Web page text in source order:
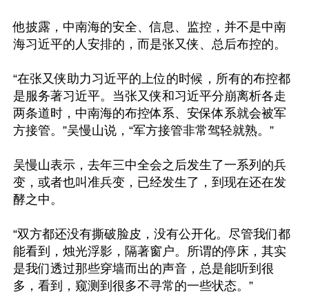
他披露，中南海的安全、信息、监控，并不是中南
海习近平的人安排的，而是张又侠、总后布控的。
“在张又侠助力习近平的上位的时候，所有的布控都
是服务著习近平。当张又侠和习近平分崩离析各走
两条道时，中南海的布控体系、安保体系就会被军
方接管。”吴慢山说，“军方接管非常驾轻就熟。”
吴慢山表示，去年三中全会之后发生了一系列的兵
变，或者也叫准兵变，已经发生了，到现在还在发
酵之中。
“双方都还没有撕破脸皮，没有公开化。尽管我们都
能看到，烛光浮影，隔著窗户。所谓的停床，其实
是我们透过那些穿墙而出的声音，总是能听到很
多，看到，窥测到很多不寻常的一些状态。”